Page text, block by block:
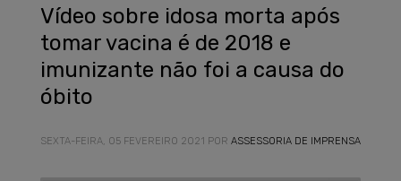
Vídeo sobre idosa morta após
tomar vacina é de 2018 e
imunizante não foi a causa do
óbito
SEXTA-FEIRA, 05 FEVEREIRO 2021 POR ASSESSORIA DE IMPRENSA